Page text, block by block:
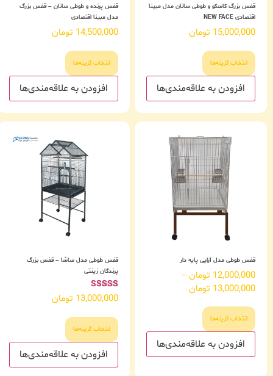
قفس بزرگ کاسکو و طوطی سانان مدل مبینا
اقتصادی NEW FACE
15,000,000 تومان
انتخاب گزینه‌ها
افزودن به علاقه‌مندی‌ها
قفس پرنده و طوطی سانان – قفس بزرگ
مدل مبینا اقتصادی
14,500,000 تومان
انتخاب گزینه‌ها
افزودن به علاقه‌مندی‌ها
قفس طوطی مدل آرایی پایه دار
12,000,000 تومان –
13,000,000 تومان
انتخاب گزینه‌ها
افزودن به علاقه‌مندی‌ها
قفس طوطی مدل ساشا – قفس بزرگ
پرندگان زینتی
امتیاز
4.60
13,000,000 تومان
انتخاب گزینه‌ها
افزودن به علاقه‌مندی‌ها